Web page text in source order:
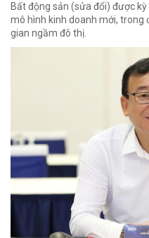
Bất động sản (sửa đổi) được
mô hình kinh doanh mới, trong
gian ngầm đô thị.